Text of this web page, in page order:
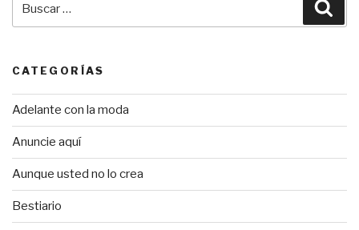
CATEGORÍAS
Adelante con la moda
Anuncie aquí
Aunque usted no lo crea
Bestiario